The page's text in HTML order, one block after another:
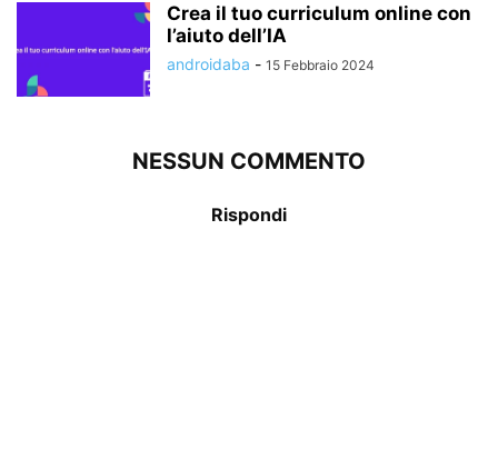
Crea il tuo curriculum online con
l’aiuto dell’IA
androidaba - 15 Febbraio 2024
NESSUN COMMENTO
Rispondi